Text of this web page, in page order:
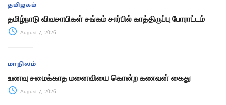
தமிழகம்
தமிழ்நாடு விவசாயிகள் சங்கம் சார்பில் காத்திருப்பு போராட்டம்
August 7, 2026
மாநிலம்
உணவு சமைக்காத மனைவியை கொன்ற கணவன் கைது
August 7, 2026